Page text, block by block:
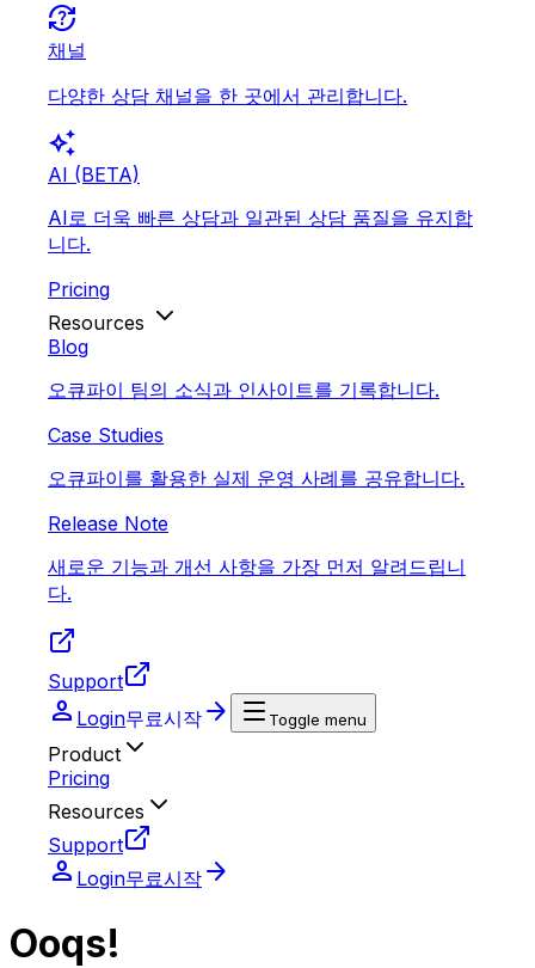
question_exchange
채널
다양한 상담 채널을 한 곳에서 관리합니다.
auto_awesome
AI (BETA)
AI로 더욱 빠른 상담과 일관된 상담 품질을 유지합
니다.
Pricing
Resources
Blog
오큐파이 팀의 소식과 인사이트를 기록합니다.
Case Studies
오큐파이를 활용한 실제 운영 사례를 공유합니다.
Release Note
새로운 기능과 개선 사항을 가장 먼저 알려드립니
다.
Support
person Login무료시작 arrow_forward Toggle menu
Product
Pricing
Resources
Support
person Login무료시작 arrow_forward
Ooqs!